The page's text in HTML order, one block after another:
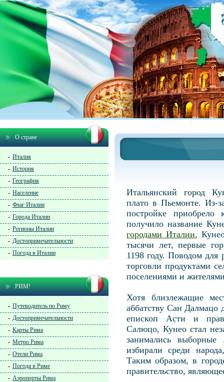
Итальянский город
плато в Пьемонте. Из-
постройке приобрело
получило название
городами Италии,
тысячи лет, первые
1198 году. Поводом для
торговли продуктами
поселениями и
Хотя близлежащие
аббатству Сан Далмацо
епископ Асти и
Салюцо, Кунео стал
занимались выборные
избирали среди
Таким образом, в
правительство,
О стране
Италия
История
География
Население
Флаг Италии
Города Италии
Регионы Италии
Достопримечательности
Погода в Италии
РИМ!
Путеводитель по Риму
Достопримечательности
Карты Рима
Метро Рима
Отели Рима
Погода в Риме
Аэропорты Рима